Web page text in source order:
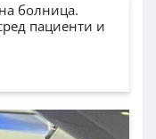
болница.
пациенти и